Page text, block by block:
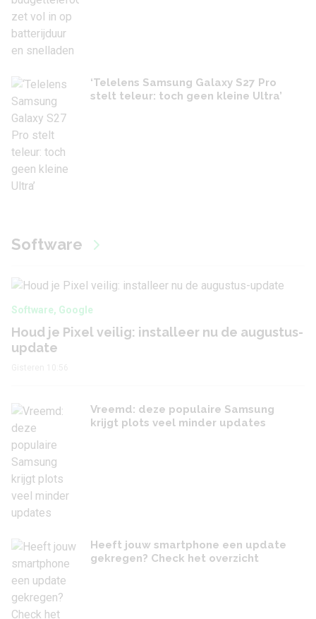
‘Telelens Samsung Galaxy S27 Pro
stelt teleur: toch geen kleine Ultra’
Software
Software, Google
Houd je Pixel veilig: installeer nu de augustus-
update
Vreemd: deze populaire Samsung
krijgt plots veel minder updates
Heeft jouw smartphone een update
gekregen? Check het overzicht